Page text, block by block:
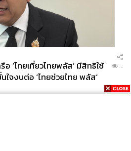
อ ‘ไทยเที่ยวไทยพลัส’ มีสิทธิใช้
จงบต่อ ‘ไทยช่วยไทย พลัส’
...